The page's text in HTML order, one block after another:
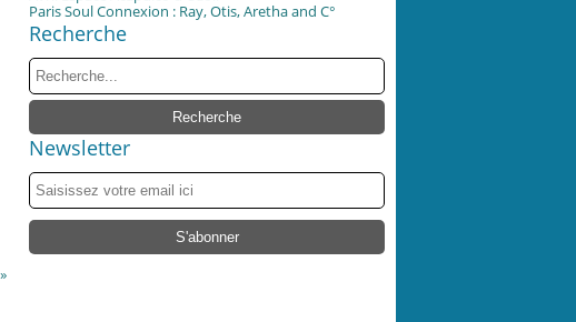
Paris Soul Connexion : Ray, Otis, Aretha and C°
Recherche
Newsletter